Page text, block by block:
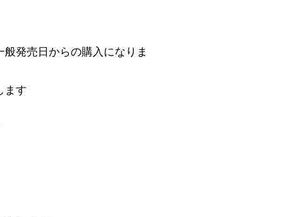
発売日からの購入になりま
ます